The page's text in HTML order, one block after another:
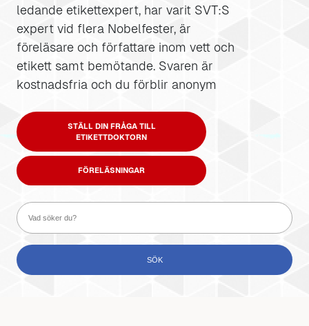
ledande etikettexpert, har varit SVT:S
expert vid flera Nobelfester, är
föreläsare och författare inom vett och
etikett samt bemötande. Svaren är
kostnadsfria och du förblir anonym
STÄLL DIN FRÅGA TILL
ETIKETTDOKTORN
FÖRELÄSNINGAR